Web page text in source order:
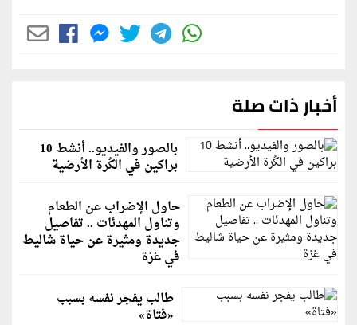
أخبار ذات صلة
بالصور والفيديو.. أنشط 10
براكين في الكُرة الأرضية
حاول الإضراب عن الطعام
وتناول المهدئات .. تفاصيل
جديدة ومثيرة عن حياة شاليط
في غزة
طالب يفجر نفسه بسبب
«فتاة»